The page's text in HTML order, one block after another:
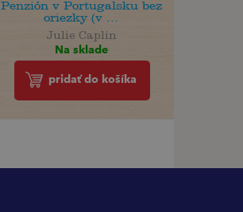
Penzión v Portugalsku bez
oriezky (v ...
Julie Caplin
Na sklade
pridať do košíka